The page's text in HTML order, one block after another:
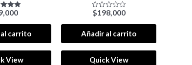
de 5 carrito
View
Valorado
0
de
5
$198,000
Añadir al carrito
Quick View